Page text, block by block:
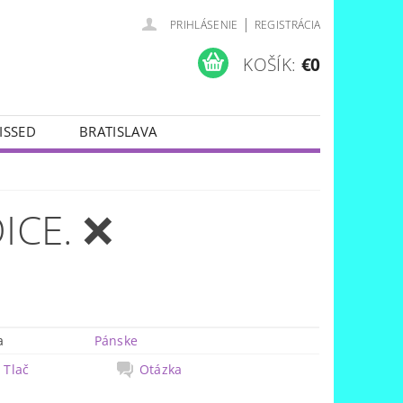
PRIHLÁSENIE | REGISTRÁCIA
KOŠÍK: €0
BRATISLAVA
❌
Pánske
Tlač
Otázka